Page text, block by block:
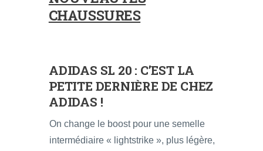
CHAUSSURES
ADIDAS SL 20 : C’EST LA
PETITE DERNIÈRE DE CHEZ
ADIDAS !
On change le boost pour une semelle
intermédiaire « lightstrike », plus légère,